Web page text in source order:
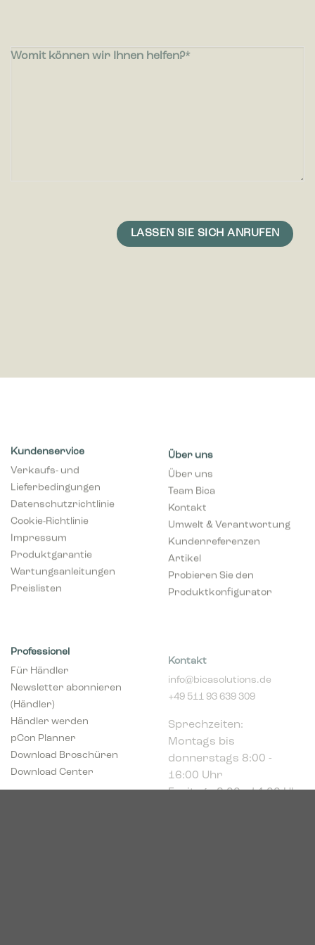
Womit können wir Ihnen helfen?
Kundenservice
Verkaufs- und
Lieferbedingungen
Datenschutzrichtlinie
Cookie-Richtlinie
Impressum
Produktgarantie
Wartungsanleitungen
Preislisten
Über uns
Über uns
Team Bica
Kontakt
Umwelt & Verantwortung
Kundenreferenzen
Artikel
Probieren Sie den
Produktkonfigurator
+49 511 93 639 309
Montags bis
donnerstags 8:00 -
16:00 Uhr
Freitags 8:00 - 14:00 Uhr